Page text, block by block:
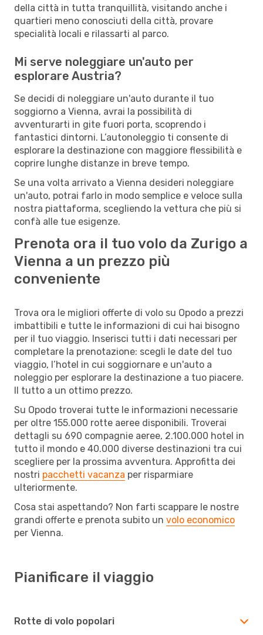
della città in tutta tranquillità, visitando anche i
quartieri meno conosciuti della città, provare
specialità locali e rilassarti al parco.
Mi serve noleggiare un'auto per
esplorare Austria?
Se decidi di noleggiare un'auto durante il tuo
soggiorno a Vienna, avrai la possibilità di
avventurarti in gite fuori porta, scoprendo i
fantastici dintorni. L’autonoleggio ti consente di
esplorare la destinazione con maggiore flessibilità e
coprire lunghe distanze in breve tempo.
Se una volta arrivato a Vienna desideri noleggiare
un'auto, potrai farlo in modo semplice e veloce sulla
nostra piattaforma, scegliendo la vettura che più si
confà alle tue esigenze.
Prenota ora il tuo volo da Zurigo a
Vienna a un prezzo più
conveniente
Trova ora le migliori offerte di volo su Opodo a prezzi
imbattibili e tutte le informazioni di cui hai bisogno
per il tuo viaggio. Inserisci tutti i dati necessari per
completare la prenotazione: scegli le date del tuo
viaggio, l’hotel in cui soggiornare e un'auto a
noleggio per esplorare la destinazione a tuo piacere.
Il tutto a un ottimo prezzo.
Su Opodo troverai tutte le informazioni necessarie
per oltre 155.000 rotte aeree disponibili. Troverai
dettagli su 690 compagnie aeree, 2.100.000 hotel in
tutto il mondo e 40.000 diverse destinazioni tra cui
scegliere per la prossima avventura. Approfitta dei
nostri pacchetti vacanza per risparmiare
ulteriormente.
Cosa stai aspettando? Non farti scappare le nostre
grandi offerte e prenota subito un volo economico
per Vienna.
Pianificare il viaggio
Rotte di volo popolari